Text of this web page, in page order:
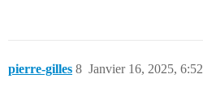
pierre-gilles Janvier 16, 2025, 6:52
8